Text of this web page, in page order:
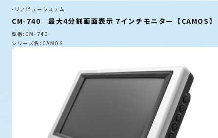
-リアビューシステム
CM-740 最大4分割画面表示 7インチモニター【CAMOS】
型番:CM-740
シリーズ名:CAMOS